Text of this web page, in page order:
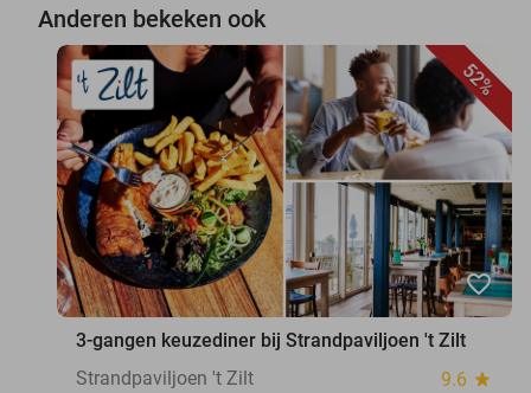
Anderen bekeken ook
52%
favorite_border
3-gangen keuzediner bij Strandpaviljoen 't Zilt
Strandpaviljoen 't Zilt
9.6 star